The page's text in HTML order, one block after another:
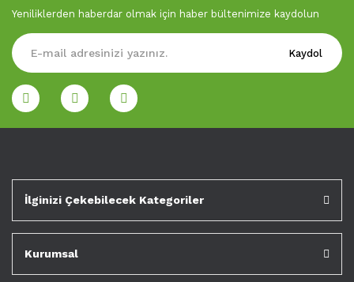
Yeniliklerden haberdar olmak için haber bültenimize kaydolun
Kaydol
İlginizi Çekebilecek Kategoriler
Kurumsal